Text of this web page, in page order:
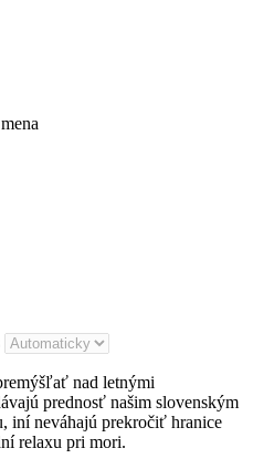
nad letnými
prednosť našim slovenským
iní neváhajú prekročiť hranice
relaxu pri mori.